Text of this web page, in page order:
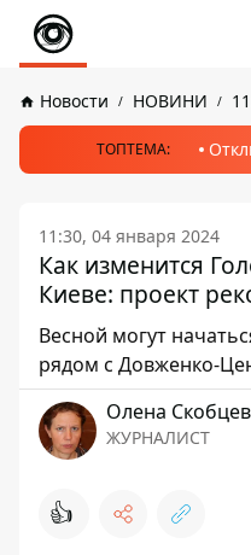
Новости НОВИНИ
ТОПТЕМА:
11:30, 04 января 2024
Как изменится
Киеве: проект
Весной могут
рядом с Довженко-
Олена
ЖУРНАЛИСТ
👍